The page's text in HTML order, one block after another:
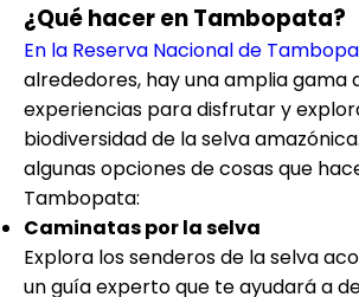
¿Qué hacer en Tambopata?
En la Reserva Nacional de
alrededores, hay una amplia gama
experiencias para disfrutar y
biodiversidad de la selva
algunas opciones de cosas que
Tambopata:
Caminatas por la selva
Explora los senderos de la selva
un guía experto que te ayudará a